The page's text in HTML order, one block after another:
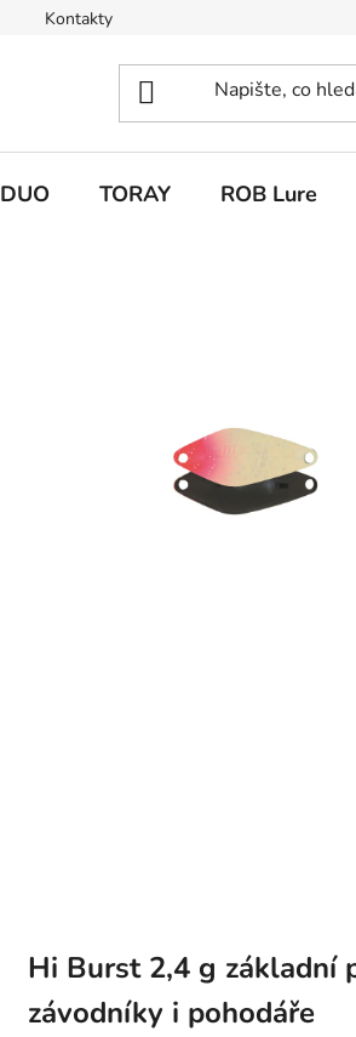
Kontakty
DUO TORAY ROB Lure
Hi Burst 2,4 g základní
závodníky i pohodáře